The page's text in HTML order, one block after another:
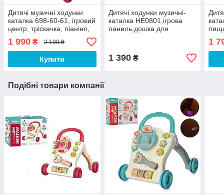
Дитячі музичні ходунки
каталка 698-60-61, ігровий
центр, тріскачка, піаніно,
1 990 ₴ 2 190 ₴
Купити
Дитячі ходунки музичні-
каталка HE0801,ігрова
панель,дошка для
1 390₴
1
Подібні товари компанії